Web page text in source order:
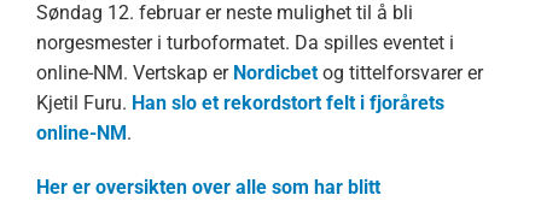
Søndag 12. februar er neste mulighet til å bli
norgesmester i turboformatet. Da spilles eventet i
online-NM. Vertskap er Nordicbetog tittelforsvarer er
Kjetil Furu. Han slo et rekordstort felt i fjorårets
online-NM .
Her er oversikten over alle som har blitt